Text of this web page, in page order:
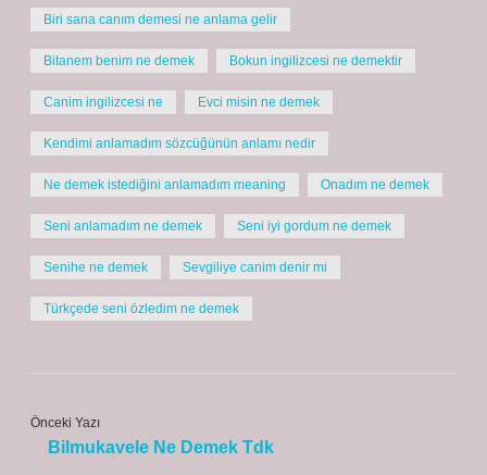
Biri sana canım demesi ne anlama gelir
Bitanem benim ne demek Bokun ingilizcesi ne demektir
Canim ingilizcesi ne Evci misin ne demek
Kendimi anlamadım sözcüğünün anlamı nedir
Ne demek istediğini anlamadım meaning Onadım ne demek
Seni anlamadım ne demek Seni iyi gordum ne demek
Senihe ne demek Sevgiliye canim denir mi
Türkçede seni özledim ne demek
Önceki Yazı
Bilmukavele Ne Demek Tdk